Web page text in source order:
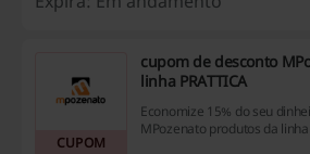
CUPOM
cupom de desconto
linha PRATTICA
Economize 15% do seu
MPozenato produtos da linha